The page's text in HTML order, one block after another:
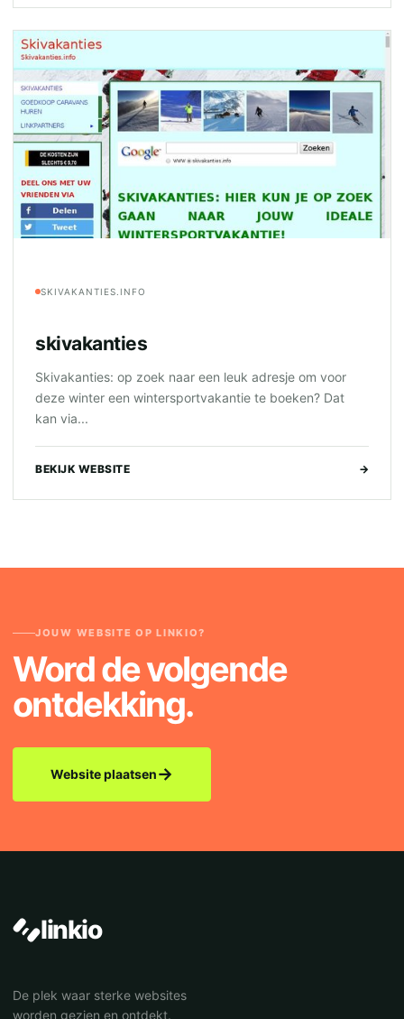
SKIVAKANTIES.INFO
skivakanties
Skivakanties: op zoek naar een leuk adresje om voor
deze winter een wintersportvakantie te boeken? Dat
kan via...
BEKIJK WEBSITE →
JOUW WEBSITE OP LINKIO?
Word de volgende
ontdekking.
Website plaatsen→
linkio
De plek waar sterke websites
worden gezien en ontdekt.